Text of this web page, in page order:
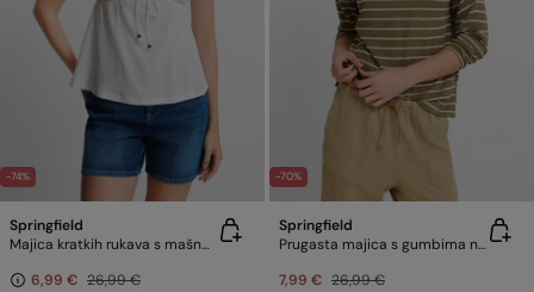
-74%
Springfield
Majica kratkih rukava s mašnom
6,99 € 26,99 €
-70%
Springfield
Prugasta majica s gumbima na ramenu
7,99 € 26,99 €